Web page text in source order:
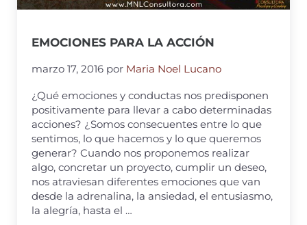
EMOCIONES PARA LA ACCIÓN
marzo 17, 2016 por Maria Noel Lucano
¿Qué emociones y conductas nos predisponen
positivamente para llevar a cabo determinadas
acciones? ¿Somos consecuentes entre lo que
sentimos, lo que hacemos y lo que queremos
generar? Cuando nos proponemos realizar
algo, concretar un proyecto, cumplir un deseo,
nos atraviesan diferentes emociones que van
desde la adrenalina, la ansiedad, el entusiasmo,
la alegría, hasta el …